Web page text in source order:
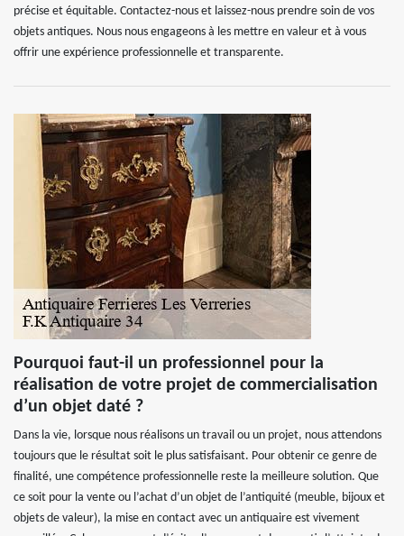
précise et équitable. Contactez-nous et laissez-nous prendre soin de vos
objets antiques. Nous nous engageons à les mettre en valeur et à vous
offrir une expérience professionnelle et transparente.
Pourquoi faut-il un professionnel pour la
réalisation de votre projet de commercialisation
d’un objet daté ?
Dans la vie, lorsque nous réalisons un travail ou un projet, nous attendons
toujours que le résultat soit le plus satisfaisant. Pour obtenir ce genre de
finalité, une compétence professionnelle reste la meilleure solution. Que
ce soit pour la vente ou l’achat d’un objet de l’antiquité (meuble, bijoux et
objets de valeur), la mise en contact avec un antiquaire est vivement